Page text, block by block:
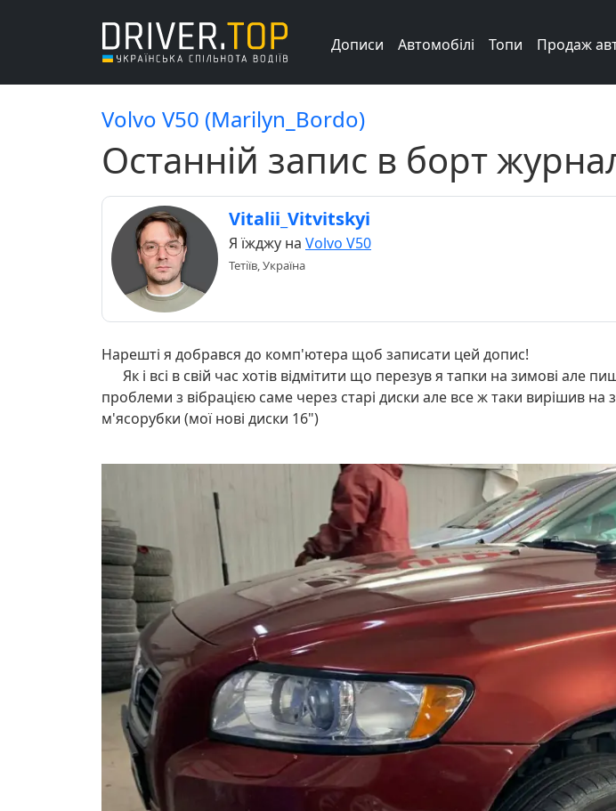
Дописи Автомобілі Топи Продаж
Volvo V50 (Marilyn_Bordo)
Останній запис в борт
Vitalii_Vitvitskyi
Я їжджу на Volvo V50
Тетіїв, Україна
Нарешті я добрався до комп'ютера щоб записати цей допис!
Як і всі в свій час хотів відмітити що перезув я тапки на зимові але
проблеми з вібрацією саме через старі диски але все ж таки вирішив
м'ясорубки (мої нові диски 16")